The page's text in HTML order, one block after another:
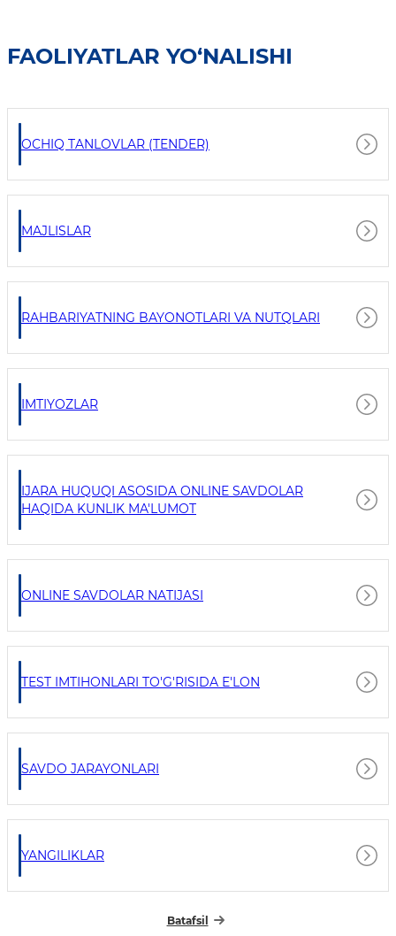
FAOLIYATLAR YO‘NALISHI
OCHIQ TANLOVLAR (TENDER)
MAJLISLAR
RAHBARIYATNING BAYONOTLARI VA NUTQLARI
IMTIYOZLAR
IJARA HUQUQI ASOSIDA ONLINE SAVDOLAR
HAQIDA KUNLIK MA'LUMOT
ONLINE SAVDOLAR NATIJASI
TEST IMTIHONLARI TO'G'RISIDA E'LON
SAVDO JARAYONLARI
YANGILIKLAR
Batafsil